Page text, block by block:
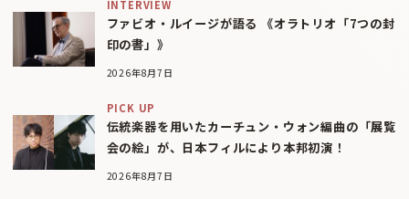
INTERVIEW
ファビオ・ルイージが語る 《オラトリオ「7つの封
印の書」》
2026年8月7日
PICK UP
伝統楽器を用いたカーチュン・ウォン編曲の「展覧
会の絵」が、日本フィルにより本邦初演！
2026年8月7日